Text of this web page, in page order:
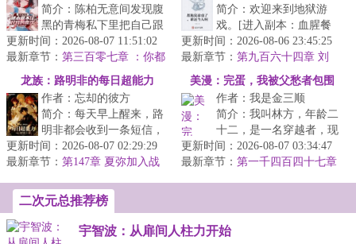
简介：陈柏无意间发现腹
黑的青梅私下里把自己跟
她写成了一本禁忌小说中
的男女主？当这个秘密无
意间被撞破...
更新时间：2026-08-07 11:51:02
最新章节： 第三百零七章 ：你都
没那样“宠溺”的喊过我呢（4K）
简介：欢迎来到地狱游
戏。[进入副本：血腥餐
厅][你应聘的岗位是：外
卖员][你的客户有：浑身
散发着尸臭的...
更新时间：2026-08-06 23:45:25
最新章节： 第九百六十四章 刘
正！你不是人！
龙族：路明非的每日超能力
作者：忘却的彼方
简介：每天早上醒来，路
明非都会收到一条短信，
告诉他今天的超能力是什
么。昨天是召唤Fate里的
更新时间：2026-08-07 02:29:29
最新章节： 第147章 夏弥加入战
美漫：完蛋，我被父愁者包围
了！
作者：我是金三顺
简介：我叫林方，年龄二
十二，是一名穿越者，现
在的身份是米国堪萨斯州
一个农民。今天我在农场
更新时间：2026-08-07 03:34:47
最新章节： 第一千四百四十七章
二次元总推荐榜
宇智波：从扉间人柱力开始